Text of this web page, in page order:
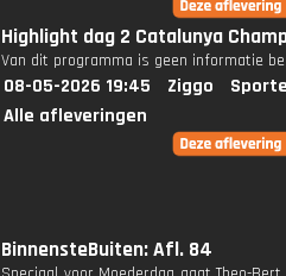
Highlight dag 2 Catalunya
Van dit programma is geen informatie
08-05-2026 19:45 Ziggo
Alle afleveringen
BinnensteBuiten: Afl. 84